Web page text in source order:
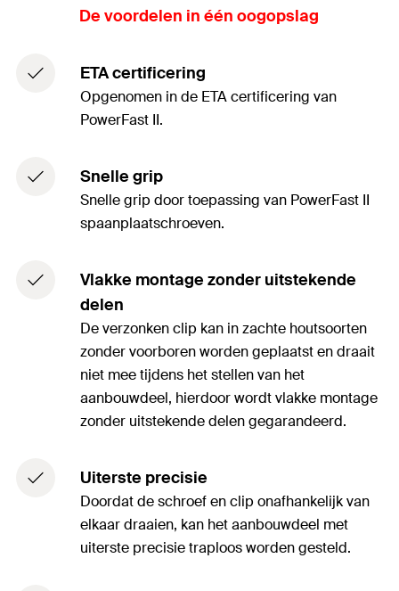
De voordelen in één oogopslag
ETA certificering
Opgenomen in de ETA certificering van
PowerFast II.
Snelle grip
Snelle grip door toepassing van PowerFast II
spaanplaatschroeven.
Vlakke montage zonder uitstekende
delen
De verzonken clip kan in zachte houtsoorten
zonder voorboren worden geplaatst en draait
niet mee tijdens het stellen van het
aanbouwdeel, hierdoor wordt vlakke montage
zonder uitstekende delen gegarandeerd.
Uiterste precisie
Doordat de schroef en clip onafhankelijk van
elkaar draaien, kan het aanbouwdeel met
uiterste precisie traploos worden gesteld.